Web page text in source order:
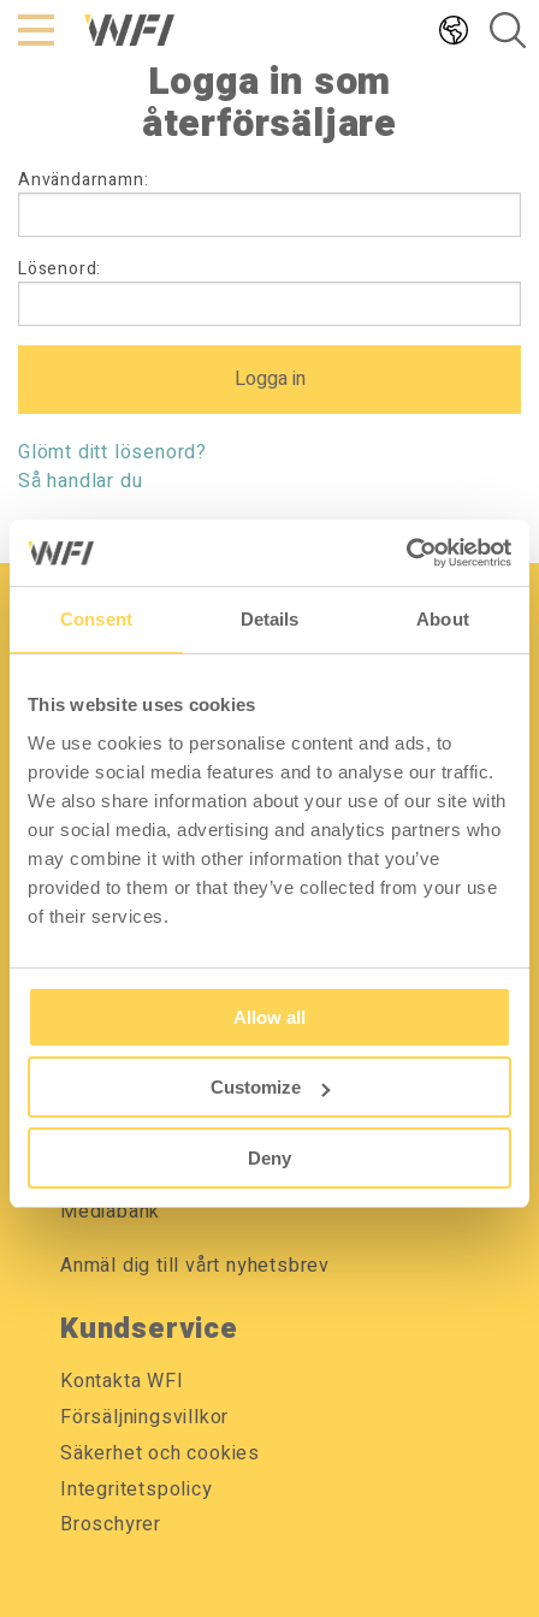
Consent Details About
This website uses cookies
We use cookies to personalise content and ads, to
provide social media features and to analyse our traffic.
We also share information about your use of our site with
our social media, advertising and analytics partners who
may combine it with other information that you’ve
provided to them or that they’ve collected from your use
of their services.
Allow all
Customize
Deny
Hoppa
till
Logga in som
återförsäljare
Logga
som
återförsäljare
Användarnamn:
Lösenord:
Glömt ditt lösenord?
Så handlar du
Kontakt
Lidängsvägen 5
335 32 Gnosjö
Org.nr: 556663-2567
Telefon:+46 (0) 370 37 13 00
Epost:info@wfiab.se
Snabblänkar
Jobba på WFI
Mediabank
Anmäl dig till vårt nyhetsbrev
Kundservice
Kontakta WFI
Försäljningsvillkor
Säkerhet och cookies
Integritetspolicy
Broschyrer